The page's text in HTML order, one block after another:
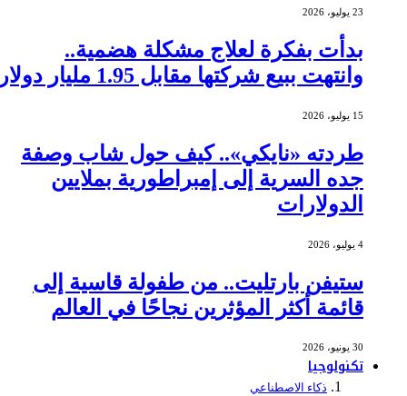
23 يوليو، 2026
بدأت بفكرة لعلاج مشكلة هضمية..
وانتهت ببيع شركتها مقابل 1.95 مليار دولار
15 يوليو، 2026
طردته «نايكي».. كيف حول شاب وصفة
جده السرية إلى إمبراطورية بملايين
الدولارات
4 يوليو، 2026
ستيفن بارتليت.. من طفولة قاسية إلى
قائمة أكثر المؤثرين نجاحًا في العالم
30 يونيو، 2026
تكنولوجيا
ذكاء الاصطناعي